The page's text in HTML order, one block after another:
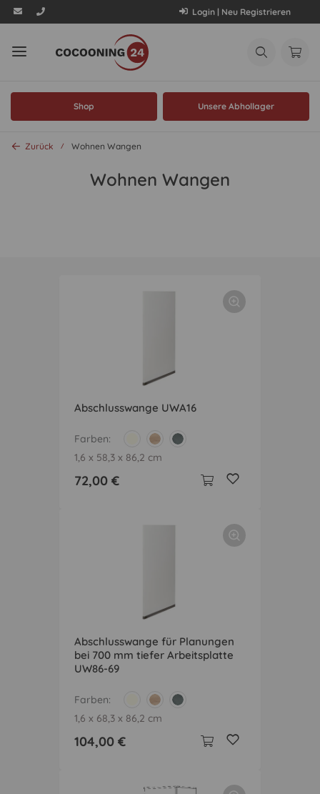
Login | Neu Registrieren
Shop Unsere Abhollager
Zurück Wohnen Wangen
Wohnen Wangen
Abschlusswange UWA16
Farben
1,6 x 58,3 x 86,2 cm
72,00 €
Abschlusswange für Planungen
bei 700 mm tiefer Arbeitsplatte
UW86-69
Farben
1,6 x 68,3 x 86,2 cm
104,00 €